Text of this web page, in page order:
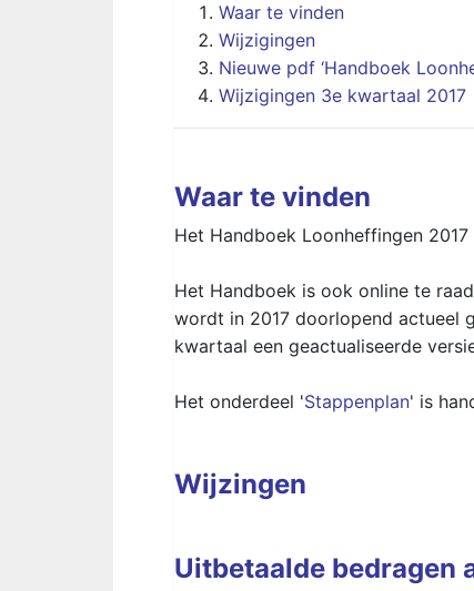
Waar te vinden
Wijzigingen
Nieuwe pdf ‘Handboek
Wijzigingen 3e kwartaal 2017
Waar te vinden
Het Handboek Loonheffingen
Het Handboek is ook online te
wordt in 2017 doorlopend actueel
kwartaal een geactualiseerde
Het onderdeel 'Stappenplan' is
Wijzingen
Uitbetaalde bedragen